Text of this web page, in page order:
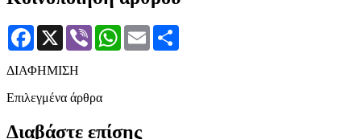
Facebook
X Viber WhatsApp
Email
ΔΙΑΦΗΜΙΣΗ
Επιλεγμένα άρθρα
Διαβάστε επίσης